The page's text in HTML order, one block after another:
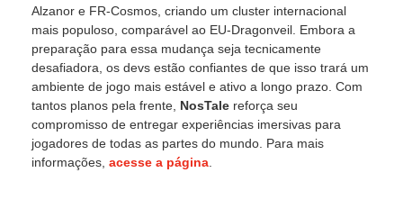
Alzanor e FR-Cosmos, criando um cluster internacional
mais populoso, comparável ao EU-Dragonveil. Embora a
preparação para essa mudança seja tecnicamente
desafiadora, os devs estão confiantes de que isso trará um
ambiente de jogo mais estável e ativo a longo prazo. Com
tantos planos pela frente, NosTale reforça seu
compromisso de entregar experiências imersivas para
jogadores de todas as partes do mundo. Para mais
informações, acesse a página